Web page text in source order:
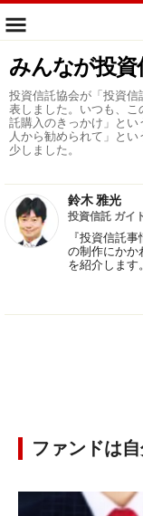
みんなが投
投資信託協会が「投資信
表しました。いつも、
託購入のきっかけ」と
人から勧められて」と
少しました。
鈴木 雅光
投資信託 ガイ
『投資信託
の制作にかか
を紹介します。
ファンドは